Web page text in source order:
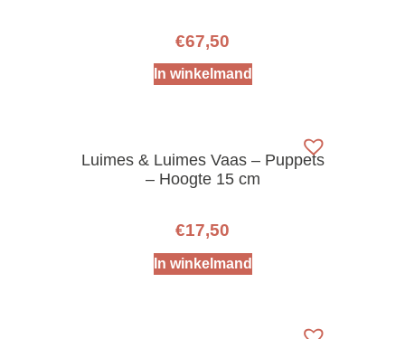
€67,50
In winkelmand
Luimes & Luimes Vaas – Puppets
– Hoogte 15 cm
€17,50
In winkelmand